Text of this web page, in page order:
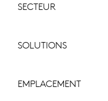
SECTEUR
SOLUTIONS
EMPLACEMENT